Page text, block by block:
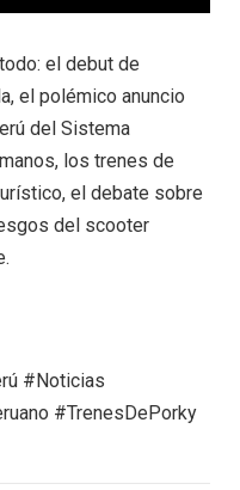
el debut de
el polémico anuncio
del Sistema
los trenes de
el debate sobre
del scooter
#Noticias
#TrenesDePorky